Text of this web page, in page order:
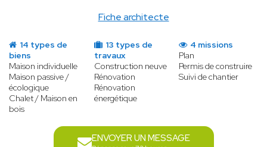
Fiche architecte
14 types de
biens
Maison individuelle
Maison passive /
écologique
Chalet / Maison en
bois
13 types de
travaux
Construction neuve
Rénovation
Rénovation
énergétique
4 missions
Plan
Permis de construire
Suivi de chantier
ENVOYER UN MESSAGE